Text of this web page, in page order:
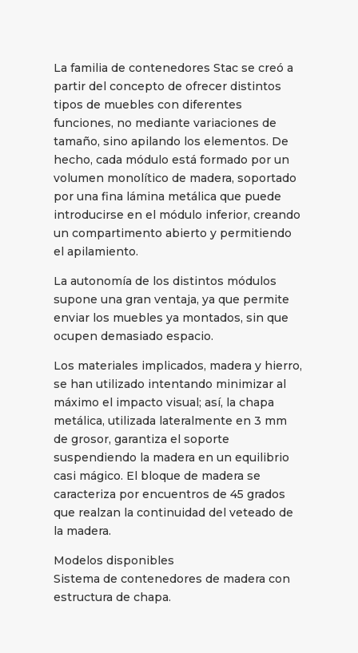
La familia de contenedores Stac se creó a
partir del concepto de ofrecer distintos
tipos de muebles con diferentes
funciones, no mediante variaciones de
tamaño, sino apilando los elementos. De
hecho, cada módulo está formado por un
volumen monolítico de madera, soportado
por una fina lámina metálica que puede
introducirse en el módulo inferior, creando
un compartimento abierto y permitiendo
el apilamiento.
La autonomía de los distintos módulos
supone una gran ventaja, ya que permite
enviar los muebles ya montados, sin que
ocupen demasiado espacio.
Los materiales implicados, madera y hierro,
se han utilizado intentando minimizar al
máximo el impacto visual; así, la chapa
metálica, utilizada lateralmente en 3 mm
de grosor, garantiza el soporte
suspendiendo la madera en un equilibrio
casi mágico. El bloque de madera se
caracteriza por encuentros de 45 grados
que realzan la continuidad del veteado de
la madera.
Modelos disponibles
Sistema de contenedores de madera con
estructura de chapa.